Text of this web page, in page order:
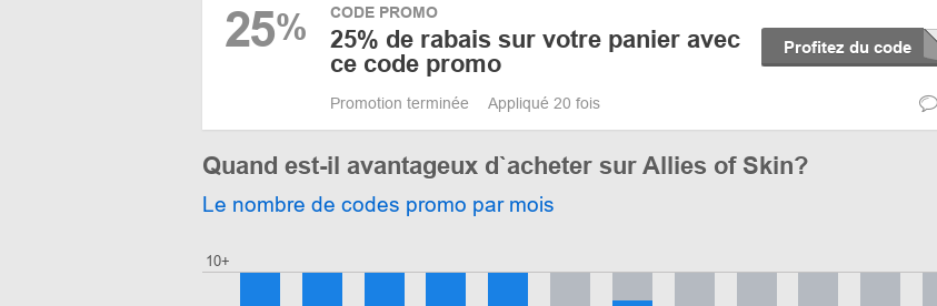
25% CODE PROMO
25% de rabais sur votre panier avec
ce code promo
Profitez du code
Promotion terminée Appliqué 20 fois
Quand est-il avantageux d`acheter sur Allies of Skin?
Le nombre de codes promo par mois
10+